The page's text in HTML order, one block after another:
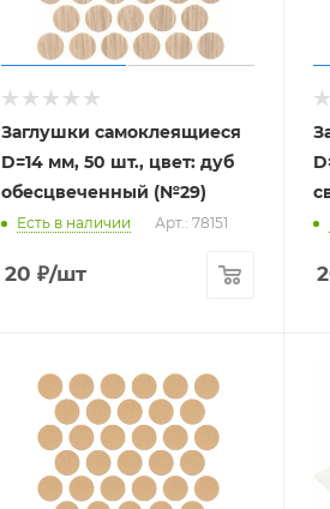
Заглушки самоклеящиеся
D=14 мм, 50 шт., цвет: дуб
обесцвеченный (№29)
Есть в наличии Арт.: 78151
20 ₽/шт